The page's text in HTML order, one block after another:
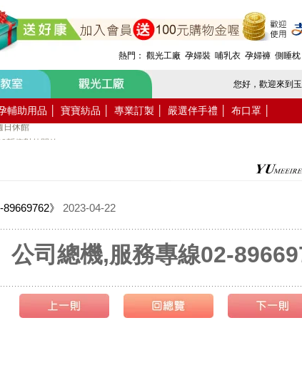
熱門： 觀光工廠 孕婦裝 哺乳衣 孕婦褲 側睡枕
您好，歡迎來到
輔助用品 寶寶紡品 專業訂製 嚴選伴手禮 布口罩
開放
日休館
週一休館
日休館
暫停對外開放
元~
》 2023-04-22
公司總機,服務專線02-